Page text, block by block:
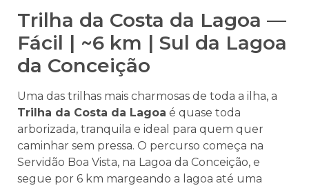
Trilha da Costa da Lagoa —
Fácil | ~6 km | Sul da Lagoa
da Conceição
Uma das trilhas mais charmosas de toda a ilha, a
Trilha da Costa da Lagoa é quase toda
arborizada, tranquila e ideal para quem quer
caminhar sem pressa. O percurso começa na
Servidão Boa Vista, na Lagoa da Conceição, e
segue por 6 km margeando a lagoa até uma